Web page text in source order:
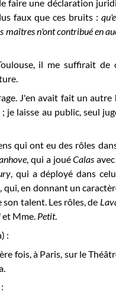
faire une déclaration
faux que ces bruits :
maîtres n'ont contribué en
il me suffirait de
J'en avait fait un autre
je laisse au public, seul
qui ont eu des rôles
, qui a jouéCalas
, qui a déployé dans
, qui, en donnant un
talent. Les rôles, de
et Mme. Petit.
:
fois, à Paris, sur le